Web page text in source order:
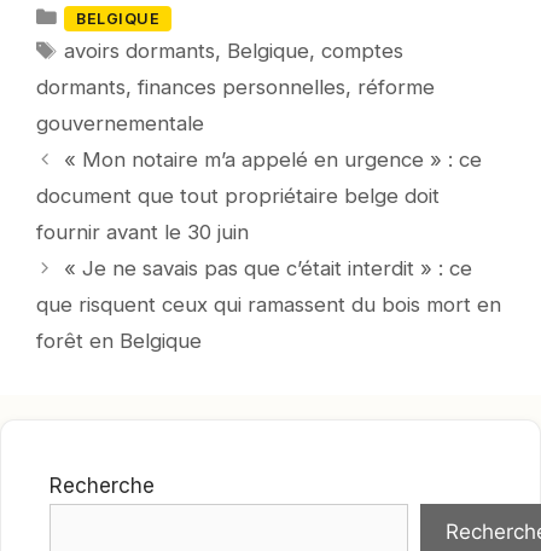
Catégories
BELGIQUE
Mots-
avoirs dormants, Belgique,comptes
dormants,finances personnelles, réforme
gouvernementale
« Mon notaire m’a appelé en urgence » : ce
document que tout propriétaire belge doit
fournir avant le 30 juin
« Je ne savais pas que c’était interdit » : ce
que risquent ceux qui ramassent du bois mort en
forêt en Belgique
Recherche